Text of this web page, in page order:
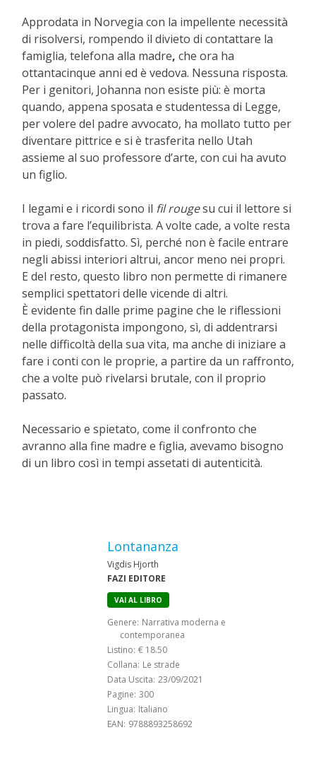
Approdata in Norvegia con la impellente necessità
di risolversi, rompendo il divieto di contattare la
famiglia, telefona alla madre, che ora ha
ottantacinque anni ed è vedova. Nessuna risposta.
Per i genitori, Johanna non esiste più: è morta
quando, appena sposata e studentessa di Legge,
per volere del padre avvocato, ha mollato tutto per
diventare pittrice e si è trasferita nello Utah
assieme al suo professore d’arte, con cui ha avuto
un figlio.
I legami e i ricordi sono il fil rougesu cui il lettore si
trova a fare l’equilibrista. A volte cade, a volte resta
in piedi, soddisfatto. Sì, perché non è facile entrare
negli abissi interiori altrui, ancor meno nei propri.
E del resto, questo libro non permette di rimanere
semplici spettatori delle vicende di altri.
È evidente fin dalle prime pagine che le riflessioni
della protagonista impongono, sì, di addentrarsi
nelle difficoltà della sua vita, ma anche di iniziare a
fare i conti con le proprie, a partire da un raffronto,
che a volte può rivelarsi brutale, con il proprio
passato.
Necessario e spietato, come il confronto che
avranno alla fine madre e figlia, avevamo bisogno
di un libro così in tempi assetati di autenticità.
Lontananza
Vigdis Hjorth
FAZI EDITORE
VAI AL LIBRO
Genere: Narrativa moderna e
contemporanea
Listino: € 18.50
Collana: Le strade
Data Uscita: 23/09/2021
Pagine: 300
Lingua: Italiano
EAN: 9788893258692